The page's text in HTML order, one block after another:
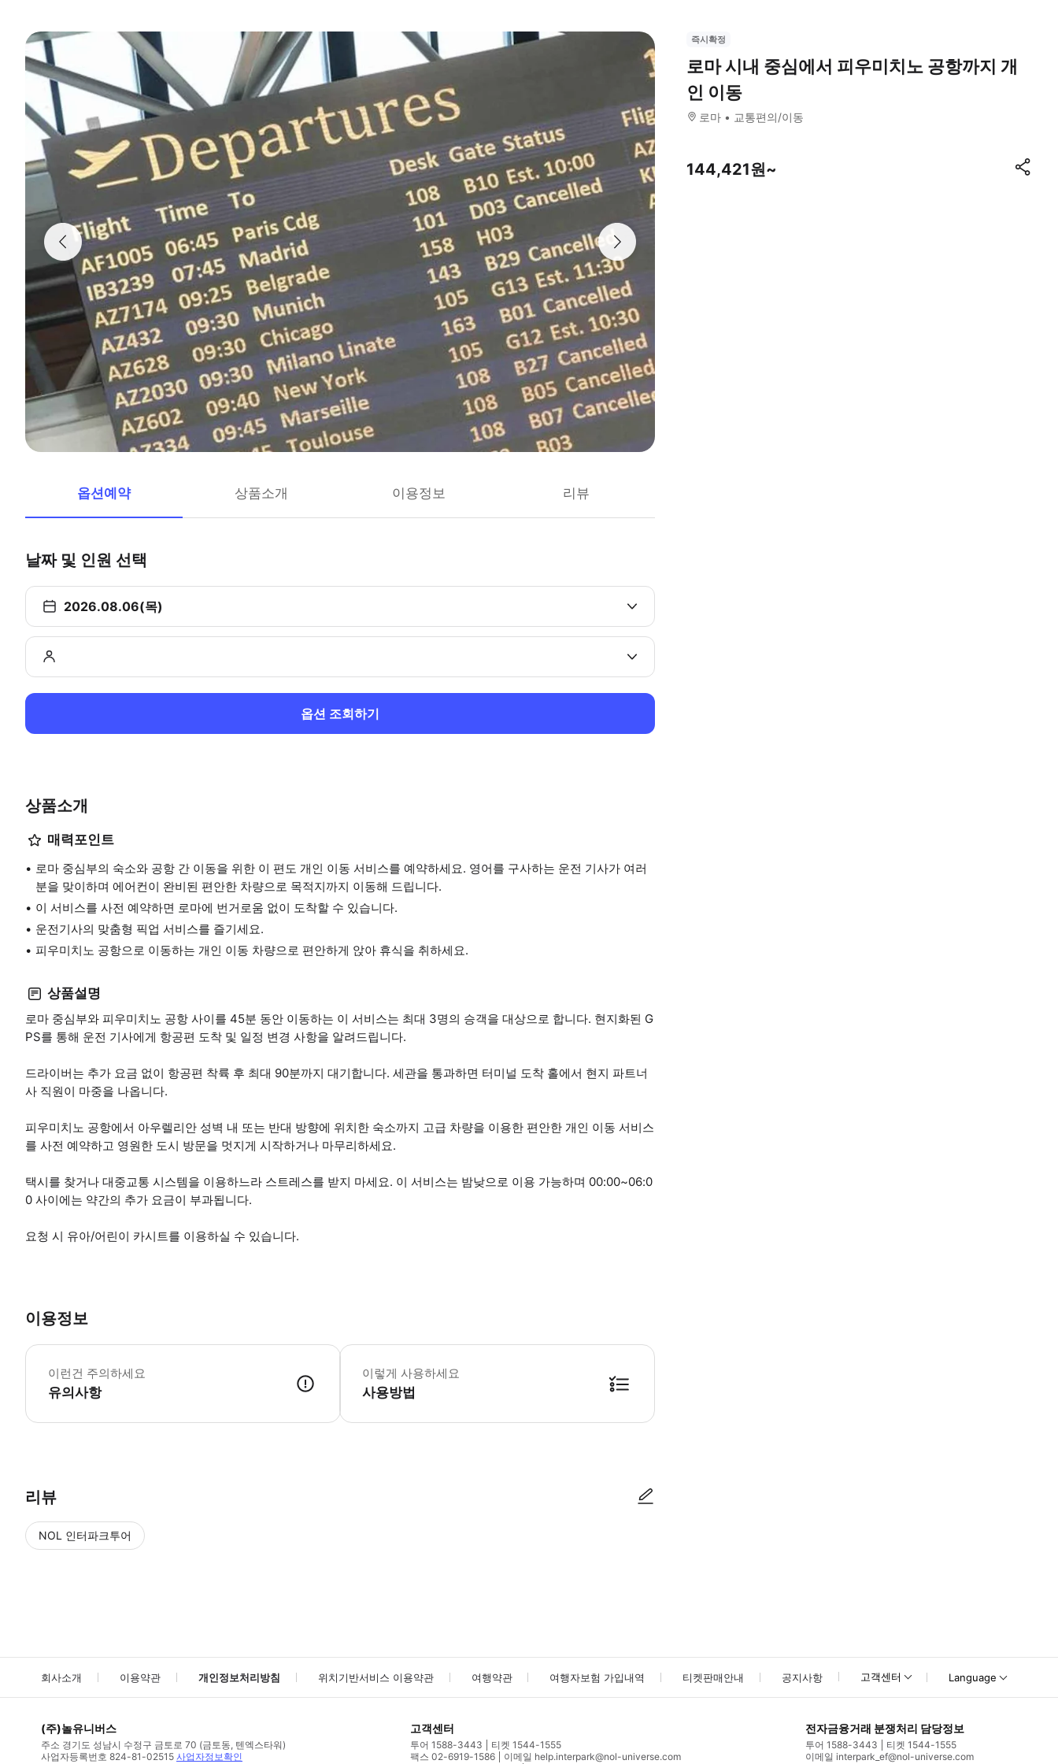
옵션예약 상품소개 이용정보 리뷰
날짜 및 인원 선택
2026.08.06(목)
옵션 조회하기
상품소개
매력포인트
로마 중심부의 숙소와 공항 간 이동을 위한 이 편도 개인 이동 서비스를 예약하세요. 영어를 구사하는 운전 기사가 여러
분을 맞이하며 에어컨이 완비된 편안한 차량으로 목적지까지 이동해 드립니다.
이 서비스를 사전 예약하면 로마에 번거로움 없이 도착할 수 있습니다.
운전기사의 맞춤형 픽업 서비스를 즐기세요.
피우미치노 공항으로 이동하는 개인 이동 차량으로 편안하게 앉아 휴식을 취하세요.
상품설명
로마 중심부와 피우미치노 공항 사이를 45분 동안 이동하는 이 서비스는 최대 3명의 승객을 대상으로 합니다. 현지화된 G
PS를 통해 운전 기사에게 항공편 도착 및 일정 변경 사항을 알려드립니다.
드라이버는 추가 요금 없이 항공편 착륙 후 최대 90분까지 대기합니다. 세관을 통과하면 터미널 도착 홀에서 현지 파트너
사 직원이 마중을 나옵니다.
피우미치노 공항에서 아우렐리안 성벽 내 또는 반대 방향에 위치한 숙소까지 고급 차량을 이용한 편안한 개인 이동 서비스
를 사전 예약하고 영원한 도시 방문을 멋지게 시작하거나 마무리하세요.
택시를 찾거나 대중교통 시스템을 이용하느라 스트레스를 받지 마세요. 이 서비스는 밤낮으로 이용 가능하며 00:00~06:0
0 사이에는 약간의 추가 요금이 부과됩니다.
요청 시 유아/어린이 카시트를 이용하실 수 있습니다.
이용정보
이런건 주의하세요
유의사항
- 요청 시 유아용/어린이 좌석을 이용할 수 있습니다. - 항공편 출발 최소 24시간 전까지 환승을 예약하고 재확인하시기 바랍니다. - 00:00~06:00 사이에
이렇게 사용하세요
사용방법
리뷰
NOL 인터파크투어
즉시확정
로마 시내 중심에서 피우미치노 공항까지 개
인 이동
로마 교통편의/이동
144,421원~
회사소개 이용약관 개인정보처리방침 위치기반서비스 이용약관 여행약관 여행자보험 가입내역 티켓판매안내 공지사항 고객센터 Language
(주)놀유니버스
주소 경기도 성남시 수정구 금토로 70 (금토동, 텐엑스타워)
사업자등록번호 824-81-02515 사업자정보확인
고객센터
투어 1588-3443
티켓 1544-1555
팩스 02-6919-1586
이메일 help.interpark@nol-universe.com
전자금융거래 분쟁처리 담당정보
투어 1588-3443
티켓 1544-1555
이메일 interpark_ef@nol-universe.com